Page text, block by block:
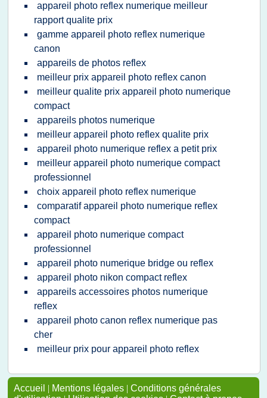
appareil photo reflex numerique meilleur
rapport qualite prix
gamme appareil photo reflex numerique
canon
appareils de photos reflex
meilleur prix appareil photo reflex canon
meilleur qualite prix appareil photo numerique
compact
appareils photos numerique
meilleur appareil photo reflex qualite prix
appareil photo numerique reflex a petit prix
meilleur appareil photo numerique compact
professionnel
choix appareil photo reflex numerique
comparatif appareil photo numerique reflex
compact
appareil photo numerique compact
professionnel
appareil photo numerique bridge ou reflex
appareil photo nikon compact reflex
appareils accessoires photos numerique
reflex
appareil photo canon reflex numerique pas
cher
meilleur prix pour appareil photo reflex
Accueil | Mentions légales | Conditions générales